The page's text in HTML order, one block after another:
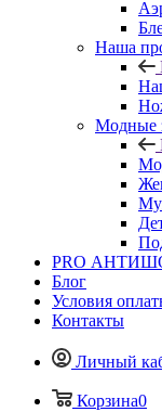
Наша
Модные
PRO
Блог
Условия
Контакты
Личный
Корзина0